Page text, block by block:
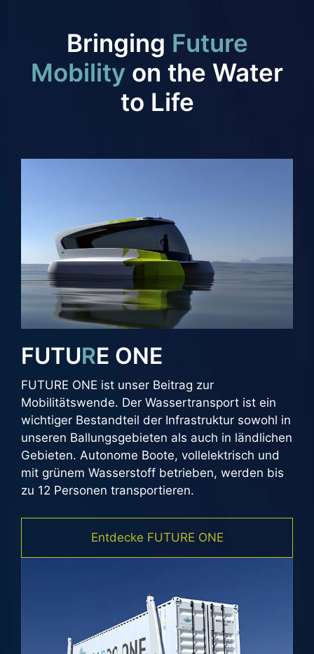
Bringing Future
Mobility on the Water
to Life
FUTURE ONE
FUTURE ONE ist unser Beitrag zur
Mobilitätswende. Der Wassertransport ist ein
wichtiger Bestandteil der Infrastruktur sowohl in
unseren Ballungsgebieten als auch in ländlichen
Gebieten. Autonome Boote, vollelektrisch und
mit grünem Wasserstoff betrieben, werden bis
zu 12 Personen transportieren.
Entdecke FUTURE ONE